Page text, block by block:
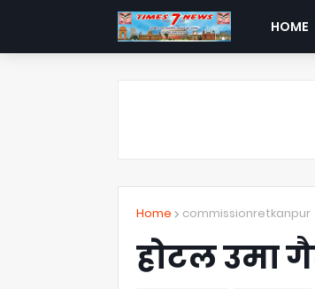
HOME
Home commissionretkanpur
होटल उमा